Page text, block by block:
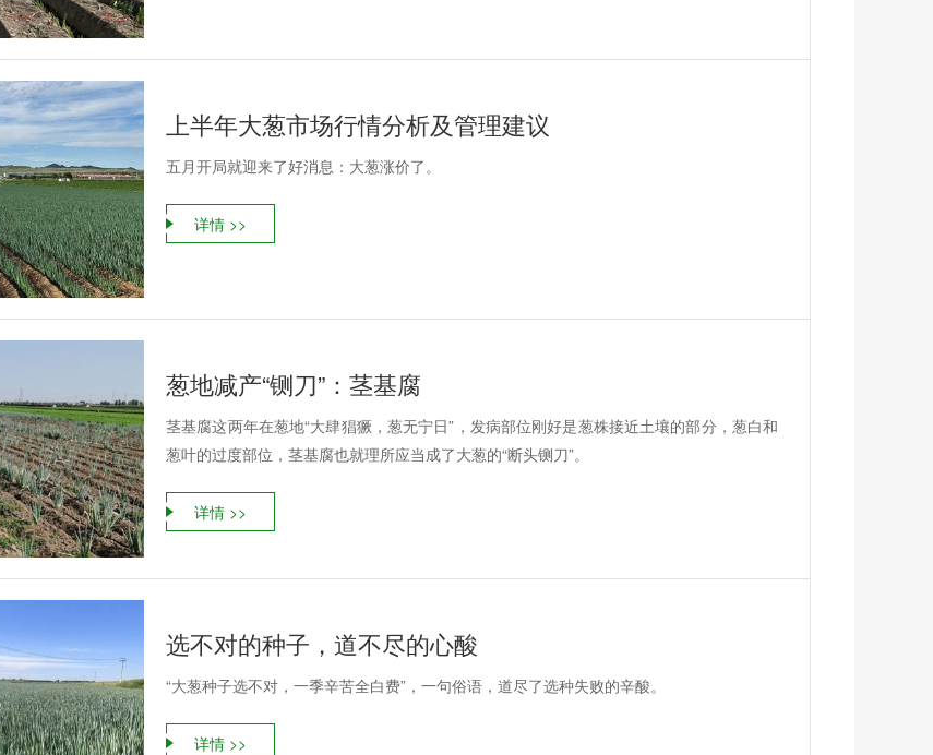
上半年大葱市场行情分析及管理建议
五月开局就迎来了好消息：大葱涨价了。
详情 >>
葱地减产“铡刀”：茎基腐
茎基腐这两年在葱地“大肆猖獗，葱无宁日”，发病部位刚好是葱株接近土壤的部分，葱白和
葱叶的过度部位，茎基腐也就理所应当成了大葱的“断头铡刀”。
详情 >>
选不对的种子，道不尽的心酸
“大葱种子选不对，一季辛苦全白费”，一句俗语，道尽了选种失败的辛酸。
详情 >>